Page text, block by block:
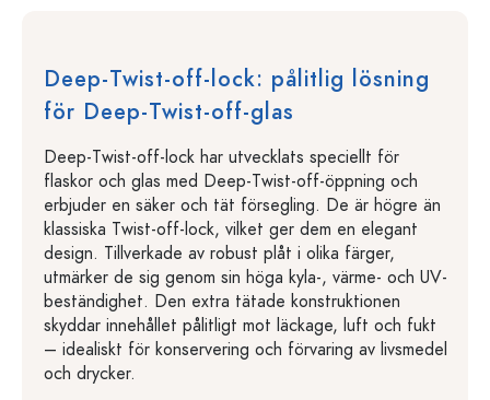
Deep-Twist-off-lock: pålitlig lösning
för Deep-Twist-off-glas
Deep-Twist-off-lock har utvecklats speciellt för
flaskor och glas med Deep-Twist-off-öppning och
erbjuder en säker och tät försegling. De är högre än
klassiska Twist-off-lock, vilket ger dem en elegant
design. Tillverkade av robust plåt i olika färger,
utmärker de sig genom sin höga kyla-, värme- och UV-
beständighet. Den extra tätade konstruktionen
skyddar innehållet pålitligt mot läckage, luft och fukt
– idealiskt för konservering och förvaring av livsmedel
och drycker.